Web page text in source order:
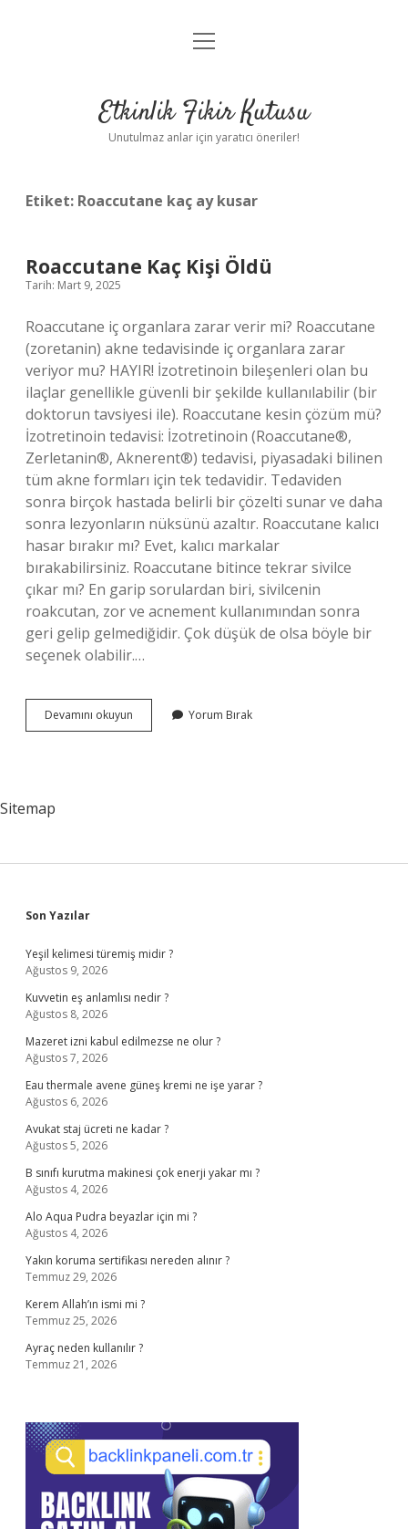
Anasayfa
Yasal Uyarı
menüyü
Etkinlik Fikir Kutusu
Unutulmaz anlar için yaratıcı öneriler!
Etiket: Roaccutane kaç ay kusar
Roaccutane Kaç Kişi Öldü
Tarih: Mart 9, 2025
Roaccutane iç organlara zarar verir mi? Roaccutane
(zoretanin) akne tedavisinde iç organlara zarar
veriyor mu? HAYIR! İzotretinoin bileşenleri olan bu
ilaçlar genellikle güvenli bir şekilde kullanılabilir (bir
doktorun tavsiyesi ile). Roaccutane kesin çözüm mü?
İzotretinoin tedavisi: İzotretinoin (Roaccutane®,
Zerletanin®, Aknerent®) tedavisi, piyasadaki bilinen
tüm akne formları için tek tedavidir. Tedaviden
sonra birçok hastada belirli bir çözelti sunar ve daha
sonra lezyonların nüksünü azaltır. Roaccutane kalıcı
hasar bırakır mı? Evet, kalıcı markalar
bırakabilirsiniz. Roaccutane bitince tekrar sivilce
çıkar mı? En garip sorulardan biri, sivilcenin
roakcutan, zor ve acnement kullanımından sonra
geri gelip gelmediğidir. Çok düşük de olsa böyle bir
seçenek olabilir.…
Devamını okuyun Roaccutane
Kaç
Yorum Bırak
Sitemap
Sidebar
Son Yazılar
Yeşil kelimesi türemiş midir ?
Ağustos 9, 2026
Kuvvetin eş anlamlısı nedir ?
Ağustos 8, 2026
Mazeret izni kabul edilmezse ne olur ?
Ağustos 7, 2026
Eau thermale avene güneş kremi ne işe yarar ?
Ağustos 6, 2026
Avukat staj ücreti ne kadar ?
Ağustos 5, 2026
B sınıfı kurutma makinesi çok enerji yakar mı ?
Ağustos 4, 2026
Alo Aqua Pudra beyazlar için mi ?
Ağustos 4, 2026
Yakın koruma sertifikası nereden alınır ?
Temmuz 29, 2026
Kerem Allah’ın ismi mi ?
Temmuz 25, 2026
Ayraç neden kullanılır ?
Temmuz 21, 2026